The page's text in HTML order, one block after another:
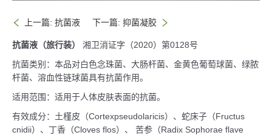
下一篇: 抑菌凝胶
上一篇: 抗菌液
抗菌液（旅行装）
湘卫消证字（2020）第0128号
抗菌类别：本品对白色念珠菌、大肠杆菌、金黄色葡萄球菌、绿脓
杆菌、溶血性链球菌具有抗菌作用。
适用范围：适用于人体皮肤表面的抗菌。
有效成分：土槿皮（Cortexpseudolaricis）、蛇床子（Fructus
cnidii）、丁香（Cloves flos）、 苦参（Radix Sophorae flave